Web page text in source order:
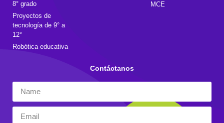
8° grado
Proyectos de
tecnología de 9° a
12°
Robótica educativa
MCE
Contáctanos